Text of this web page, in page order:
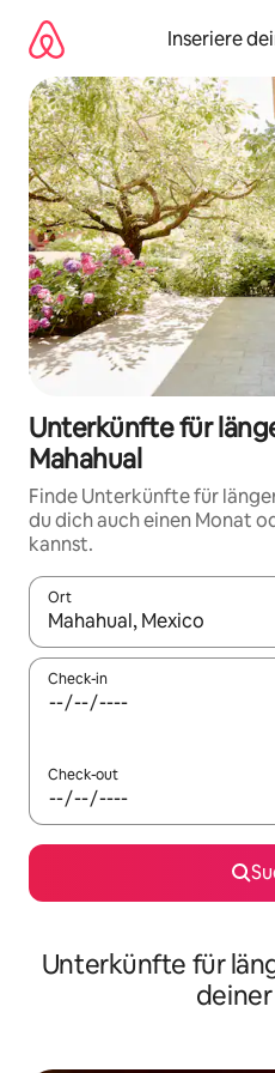
Inhalten
springen
Inseriere
Unterkünfte für
Mahahual
Finde Unterkünfte für
du dich auch einen Monat
kannst.
Ort
Wenn Ergebnisse verfügbar
Check-in
Check-out
Unterkünfte für